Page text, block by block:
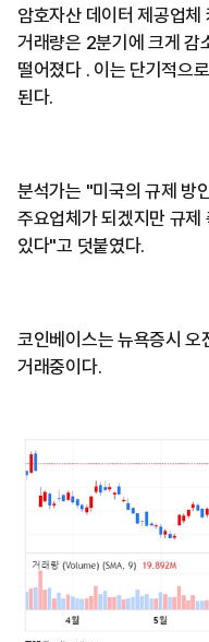
암호자산 데이터 제공업
거래량은 2분기에 크게
떨어졌다 . 이는 단기적으
된다.
분석가는 "미국의 규제 방
주요업체가 되겠지만 규제
있다"고 덧붙였다.
코인베이스는 뉴욕증시
거래중이다.